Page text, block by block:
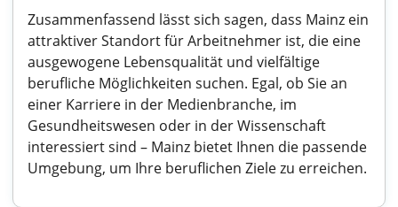
Zusammenfassend lässt sich sagen, dass Mainz ein
attraktiver Standort für Arbeitnehmer ist, die eine
ausgewogene Lebensqualität und vielfältige
berufliche Möglichkeiten suchen. Egal, ob Sie an
einer Karriere in der Medienbranche, im
Gesundheitswesen oder in der Wissenschaft
interessiert sind – Mainz bietet Ihnen die passende
Umgebung, um Ihre beruflichen Ziele zu erreichen.